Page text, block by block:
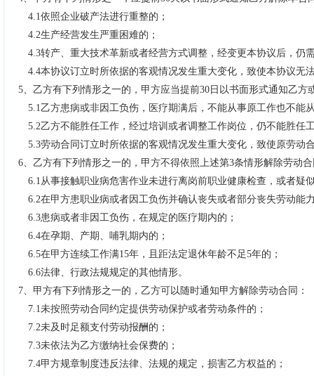
4.1依照企业破产法进行重整的；
4.2生产经营发生严重困难的；
4.3转产、重大技术革新或者经营方式调整，经变更本协议后，仍
4.4本协议订立时所依据的客观情况发生重大变化，致使本协议无
5、 乙方有下列情形之一的，甲方应当提前30 日以书面形式通知乙方
5.1乙方患病或非因工负伤，医疗期满后，不能从事原工作也不
5.2乙方不能胜任工作，经过培训或者调整工作岗位，仍不能胜任
5.3劳动合同订立时所依据的客观情况发生重大变化，致使原劳动
6、 乙方有下列情形之一的，甲方不得依照上述第3条情形解除劳动
6.1从事接触职业病危害作业未进行离岗前职业健康检查，或者
6.2在甲方患职业病或者因工负伤并确认丧失或者部分丧失劳动能
6.3患病或者非因工负伤，在规定的医疗期内的；
6.4在孕期、产期、哺乳期内的；
6.5在甲方连续工作满15年，且距法定退休年龄不足5年的；
6.6法律、行政法规规定的其他情形。
7、 甲方有下列情形之一的，乙方可以随时通知甲方解除劳动合同：
7.1未按照劳动合同约定提供劳动保护或者劳动条件的；
7.2未及时足额支付劳动报酬的；
7.3未依法为乙方缴纳社会保费的；
7.4甲方规章制度违反法律、法规的规定，损害乙方权益的；